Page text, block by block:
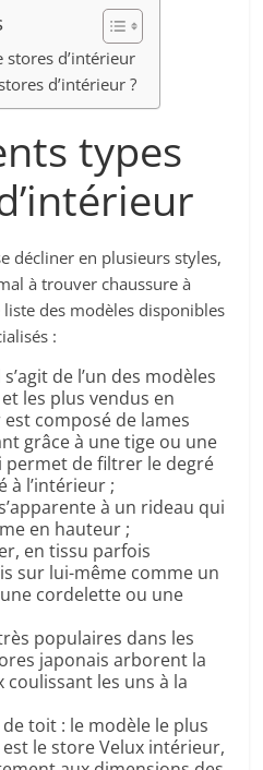
stores d’intérieur
d’intérieur ?
types
décliner en plusieurs styles,
à trouver chaussure à
des modèles disponibles
:
de l’un des modèles
les plus vendus en
composé de lames
grâce à une tige ou une
permet de filtrer le degré
à l’intérieur ;
à un rideau qui
en hauteur ;
en tissu parfois
sur lui-même comme un
cordelette ou une
populaires dans les
japonais arborent la
les uns à la
toit : le modèle le plus
le store Velux intérieur,